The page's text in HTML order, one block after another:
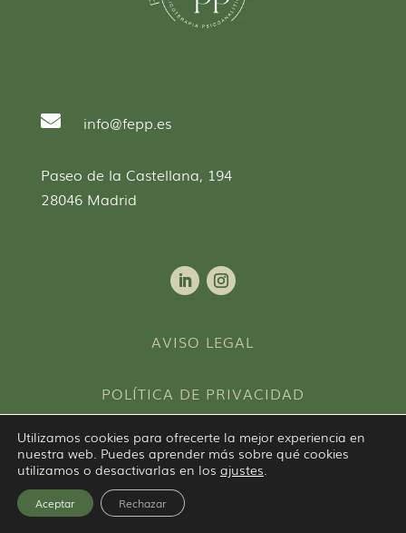
 info@fepp.es
Paseo de la Castellana, 194
28046 Madrid
AVISO LEGAL
POLÍTICA DE PRIVACIDAD
POLÍTICA DE COOKIES
© 2026 Federación Española de Psicoterapia
Utilizamos cookies para ofrecerte la mejor experiencia en
nuestra web. Puedes aprender más sobre qué cookies
utilizamos o desactivarlas en los ajustes.
Aceptar Rechazar